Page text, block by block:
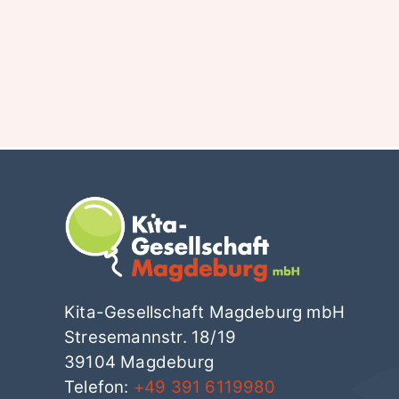
Kita-Gesellschaft Magdeburg mbH
Stresemannstr. 18/19
39104 Magdeburg
Telefon: +49 391 6119980